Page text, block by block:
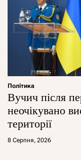
Політика
Вучич після
неочікувано
території
8 Серпня, 2026